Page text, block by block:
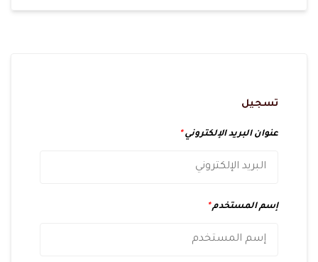
تسجيل
عنوان البريد الإلكتروني*
إسم المستخدم*